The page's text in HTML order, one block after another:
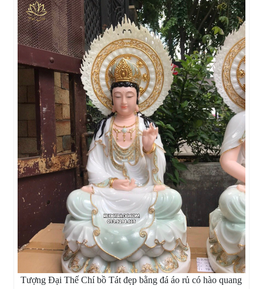
Tượng Đại Thế Chí bồ Tát đẹp bằng đá áo rủ có hào quang